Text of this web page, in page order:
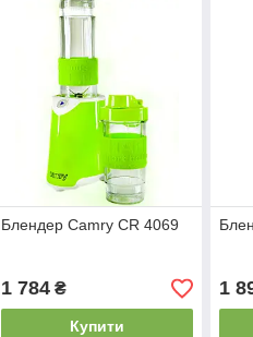
Блендер Camry CR 4069
1 784₴
Купити
1